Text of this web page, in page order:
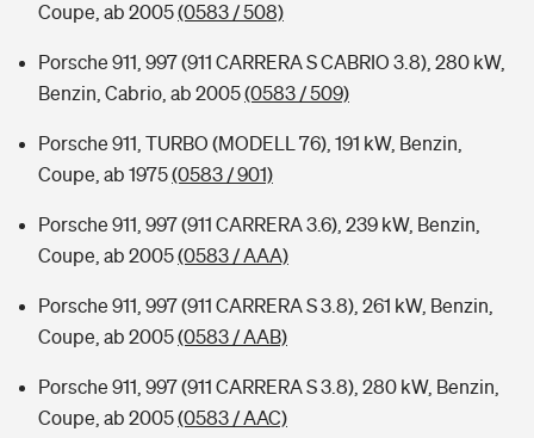
Coupe, ab 2005(0583 / 508)
Porsche 911, 997 (911 CARRERA S CABRIO 3.8), 280 kW,
Benzin, Cabrio, ab 2005(0583 / 509)
Porsche 911, TURBO (MODELL 76), 191 kW, Benzin,
Coupe, ab 1975(0583 / 901)
Porsche 911, 997 (911 CARRERA 3.6), 239 kW, Benzin,
Coupe, ab 2005(0583 / AAA)
Porsche 911, 997 (911 CARRERA S 3.8), 261 kW, Benzin,
Coupe, ab 2005(0583 / AAB)
Porsche 911, 997 (911 CARRERA S 3.8), 280 kW, Benzin,
Coupe, ab 2005(0583 / AAC)